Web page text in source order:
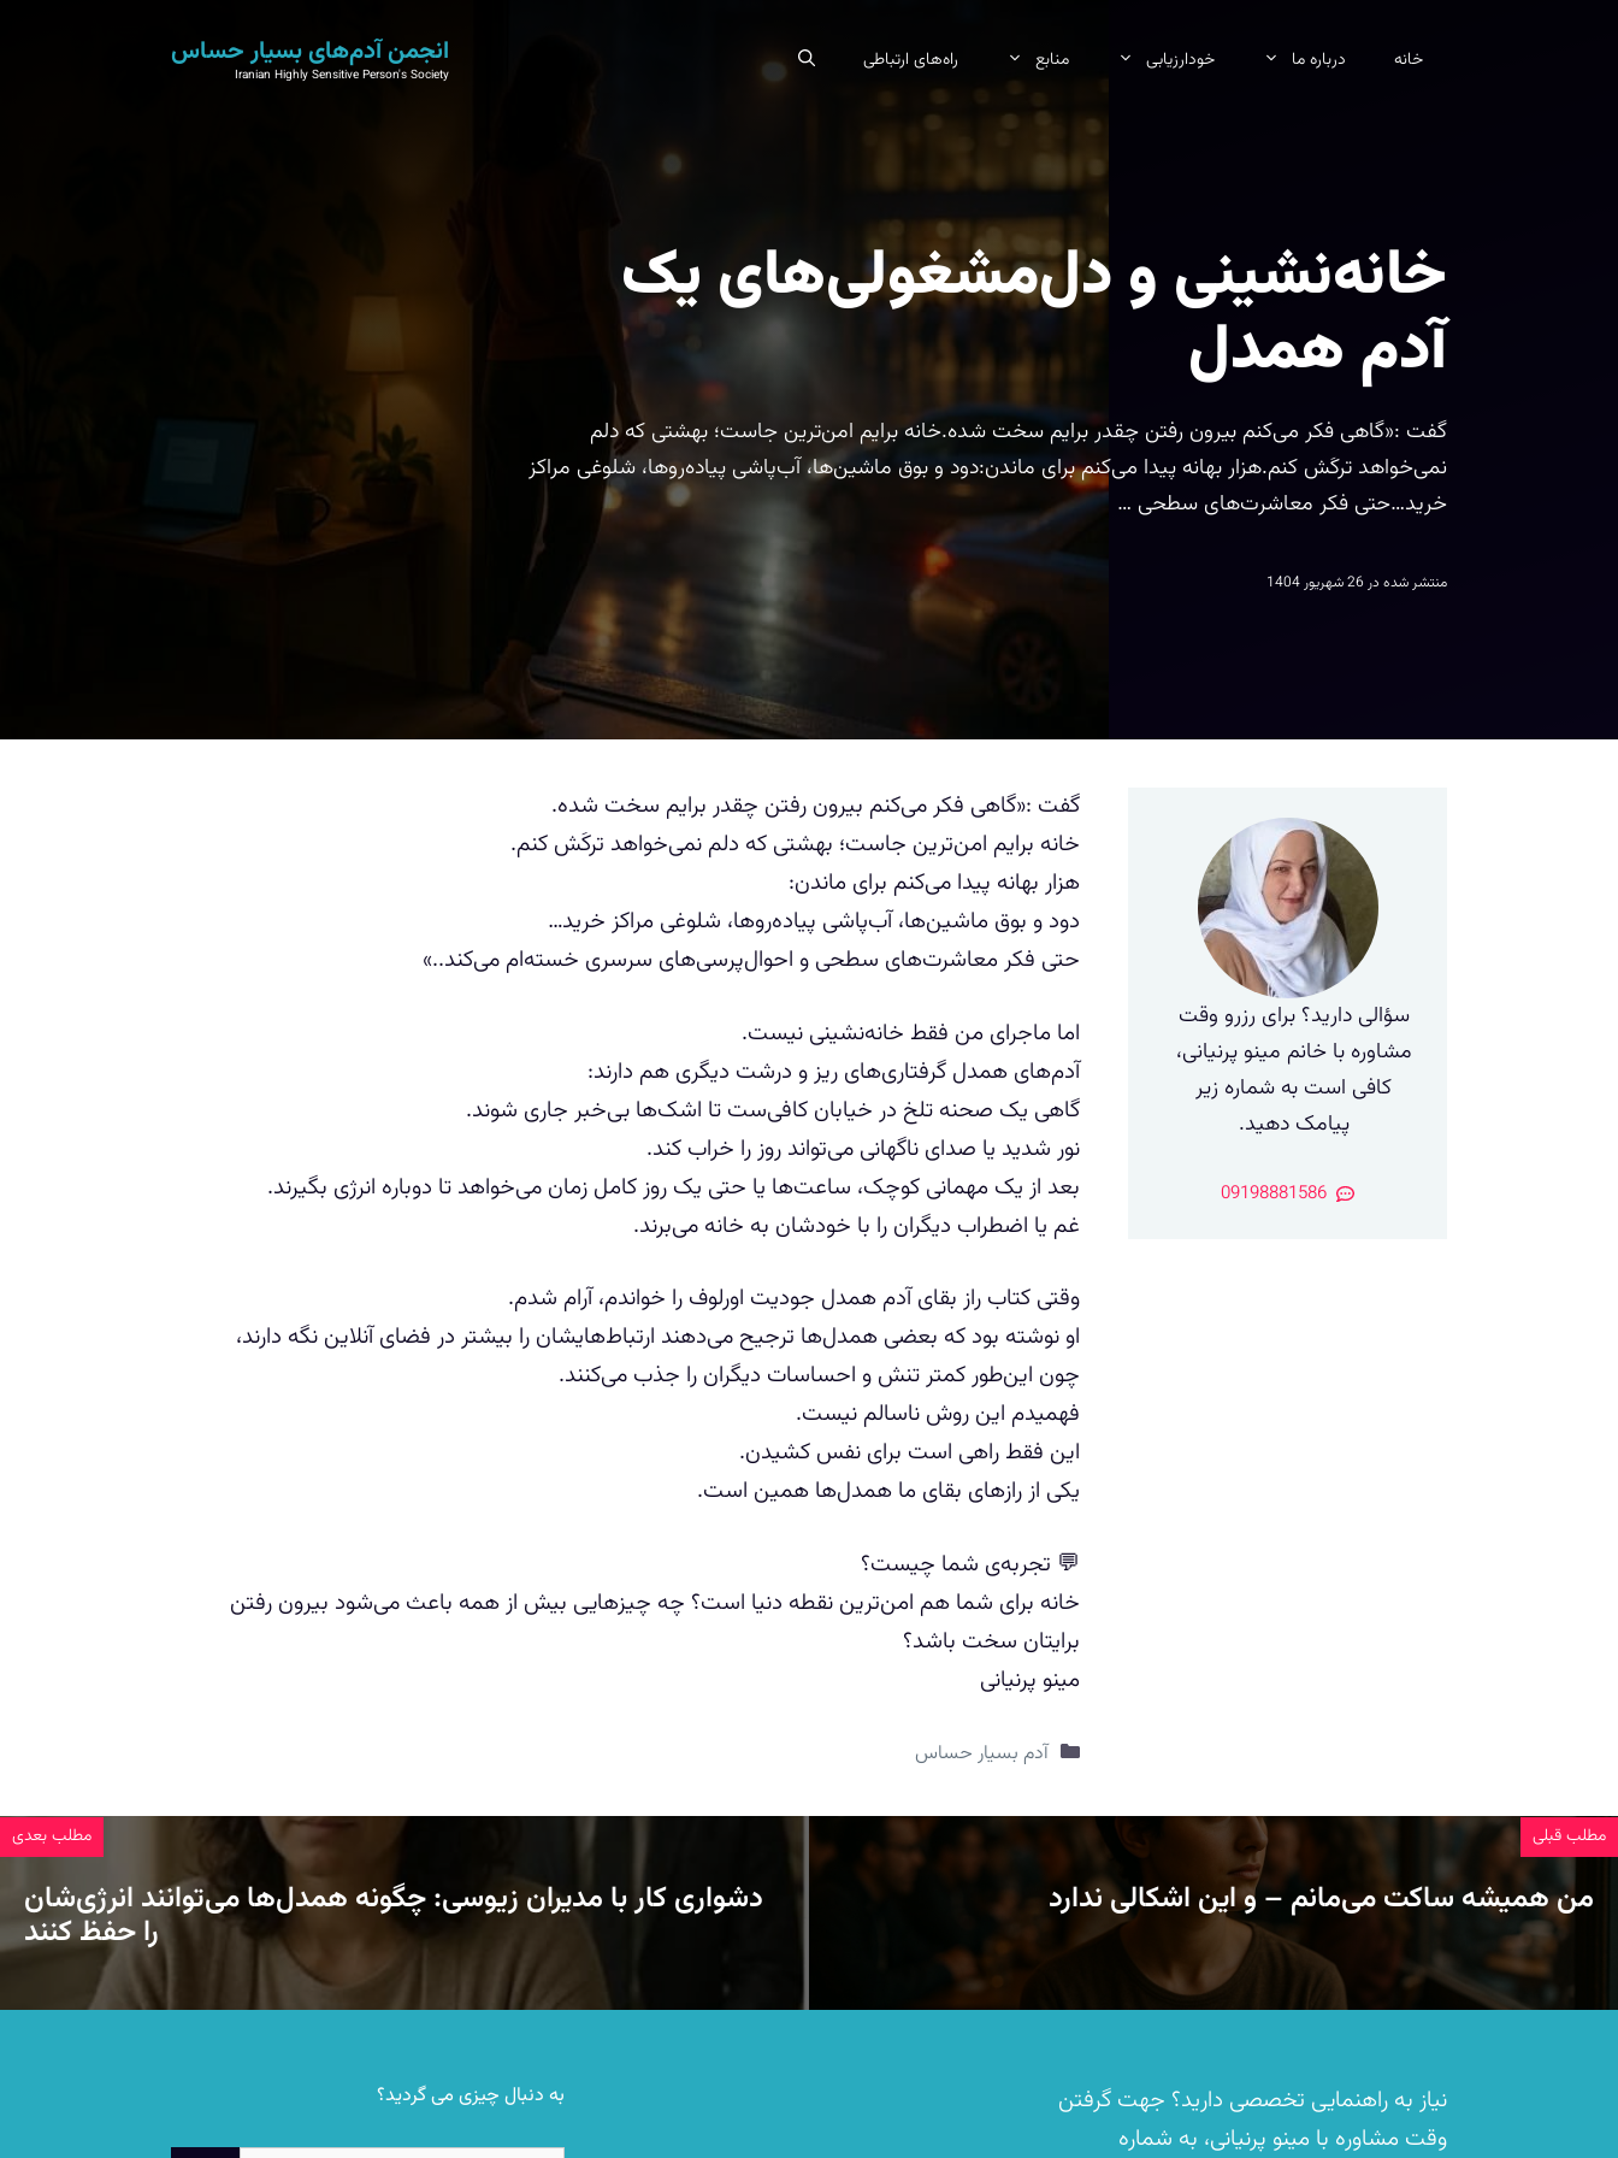
انجمن آدم‌های بسیار حساس
Iranian Highly Sensitive Person's Society
خانه درباره ما خودارزیابی منابع راه‌های ارتباطی
خانه‌نشینی و دل‌مشغولی‌های یک
آدم همدل
گفت :«گاهی فکر می‌کنم بیرون رفتن چقدر برایم سخت شده.خانه برایم امن‌ترین جاست؛ بهشتی که دلم
نمی‌خواهد ترکَش کنم.هزار بهانه پیدا می‌کنم برای ماندن:دود و بوق ماشین‌ها، آب‌پاشی پیاده‌روها، شلوغی مراکز
خرید…حتی فکر معاشرت‌های سطحی …
منتشر شده در 26 شهریور 1404
گفت :«گاهی فکر می‌کنم بیرون رفتن چقدر برایم سخت شده.
خانه برایم امن‌ترین جاست؛ بهشتی که دلم نمی‌خواهد ترکَش کنم.
هزار بهانه پیدا می‌کنم برای ماندن:
دود و بوق ماشین‌ها، آب‌پاشی پیاده‌روها، شلوغی مراکز خرید…
حتی فکر معاشرت‌های سطحی و احوال‌پرسی‌های سرسری خسته‌ام می‌کند..»
اما ماجرای من فقط خانه‌نشینی نیست.
آدم‌های همدل گرفتاری‌های ریز و درشت دیگری هم دارند:
گاهی یک صحنه تلخ در خیابان کافی‌ست تا اشک‌ها بی‌خبر جاری شوند.
نور شدید یا صدای ناگهانی می‌تواند روز را خراب کند.
بعد از یک مهمانی کوچک، ساعت‌ها یا حتی یک روز کامل زمان می‌خواهد تا دوباره انرژی بگیرند.
غم یا اضطراب دیگران را با خودشان به خانه می‌برند.
وقتی کتاب راز بقای آدم همدل جودیت اورلوف را خواندم، آرام شدم.
او نوشته بود که بعضی همدل‌ها ترجیح می‌دهند ارتباط‌هایشان را بیشتر در فضای آنلاین نگه دارند،
چون این‌طور کمتر تنش و احساسات دیگران را جذب می‌کنند.
فهمیدم این روش ناسالم نیست.
این فقط راهی است برای نفس کشیدن.
یکی از رازهای بقای ما همدل‌ها همین است.
💬 تجربه‌ی شما چیست؟
خانه برای شما هم امن‌ترین نقطه دنیا است؟ چه چیزهایی بیش از همه باعث می‌شود بیرون رفتن
برایتان سخت باشد؟
مینو پرنیانی
دسته‌ها
آدم بسیار حساس
سؤالی دارید؟ برای رزرو وقت
مشاوره با خانم مینو پرنیانی،
کافی است به شماره زیر
پیامک دهید.
09198881586
مطلب قبلی
من همیشه ساکت می‌مانم – و این اشکالی ندارد
مطلب بعدی
دشواری کار با مدیران زیوسی: چگونه همدل‌ها می‌توانند انرژی‌شان
را حفظ کنند
نیاز به راهنمایی تخصصی دارید؟ جهت گرفتن
وقت مشاوره با مینو پرنیانی، به شماره
به دنبال چیزی می گردید؟